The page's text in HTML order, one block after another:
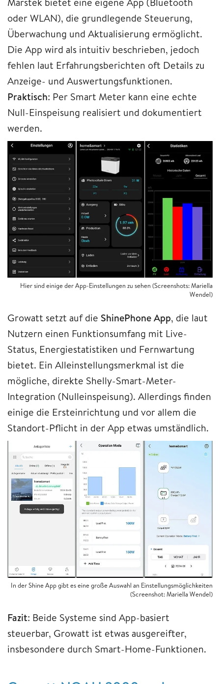
oder WLAN), die grundlegende Steuerung,
Überwachung und Aktualisierung ermöglicht.
Die App wird als intuitiv beschrieben, jedoch
fehlen laut Erfahrungsberichten oft Details zu
Anzeige- und Auswertungsfunktionen.
Praktisch: Per Smart Meter kann eine echte
Null-Einspeisung realisiert und dokumentiert
werden.
Hier sind einige der App-Einstellungen zu sehen (Screenshots: Mariella
Wendel)
Growatt setzt auf die ShinePhone App, die laut
Nutzern einen Funktionsumfang mit Live-
Status, Energiestatistiken und Fernwartung
bietet. Ein Alleinstellungsmerkmal ist die
mögliche, direkte Shelly-Smart-Meter-
Integration (Nulleinspeisung). Allerdings finden
einige die Ersteinrichtung und vor allem die
Standort-Pflicht in der App etwas umständlich.
In der Shine App gibt es eine große Auswahl an Einstellungsmöglichkeiten
(Screenshot: Mariella Wendel)
Fazit: Beide Systeme sind App-basiert
steuerbar, Growatt ist etwas ausgereifter,
insbesondere durch Smart-Home-Funktionen.